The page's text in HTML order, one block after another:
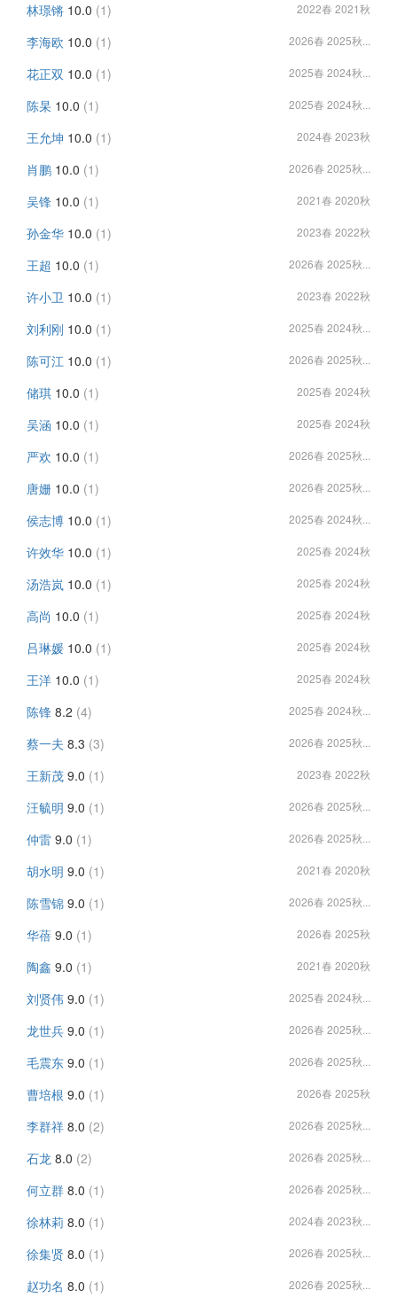
林璟锵 10.0 (1) 2022春 2021秋
李海欧 10.0 (1) 2026春 2025秋...
花正双 10.0 (1) 2025春 2024秋...
陈杲 10.0 (1) 2025春 2024秋...
王允坤 10.0 (1) 2024春 2023秋
肖鹏 10.0 (1) 2026春 2025秋...
吴锋 10.0 (1) 2021春 2020秋
孙金华 10.0 (1) 2023春 2022秋
王超 10.0 (1) 2026春 2025秋...
许小卫 10.0 (1) 2023春 2022秋
刘利刚 10.0 (1) 2025春 2024秋...
陈可江 10.0 (1) 2026春 2025秋...
储琪 10.0 (1) 2025春 2024秋
吴涵 10.0 (1) 2025春 2024秋
严欢 10.0 (1) 2026春 2025秋...
唐姗 10.0 (1) 2026春 2025秋...
侯志博 10.0 (1) 2025春 2024秋...
许效华 10.0 (1) 2025春 2024秋
汤浩岚 10.0 (1) 2025春 2024秋
高尚 10.0 (1) 2025春 2024秋
吕琳媛 10.0 (1) 2025春 2024秋
王洋 10.0 (1) 2025春 2024秋
陈锋 8.2 (4) 2025春 2024秋...
蔡一夫 8.3 (3) 2026春 2025秋...
王新茂 9.0 (1) 2023春 2022秋
汪毓明 9.0 (1) 2026春 2025秋...
仲雷 9.0 (1) 2026春 2025秋...
胡水明 9.0 (1) 2021春 2020秋
陈雪锦 9.0 (1) 2026春 2025秋...
华蓓 9.0 (1) 2026春 2025秋
陶鑫 9.0 (1) 2021春 2020秋
刘贤伟 9.0 (1) 2025春 2024秋...
龙世兵 9.0 (1) 2026春 2025秋...
毛震东 9.0 (1) 2026春 2025秋...
曹培根 9.0 (1) 2026春 2025秋
李群祥 8.0 (2) 2026春 2025秋...
石龙 8.0 (2) 2026春 2025秋...
何立群 8.0 (1) 2026春 2025秋...
徐林莉 8.0 (1) 2024春 2023秋...
徐集贤 8.0 (1) 2026春 2025秋...
赵功名 8.0 (1) 2026春 2025秋...